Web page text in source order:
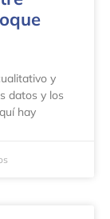
y
datos y los
hay